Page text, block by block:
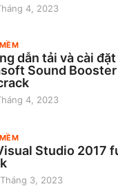
4, 2023
dẫn tải và cài đặt
Sound Booster
4, 2023
Studio 2017
3, 2023